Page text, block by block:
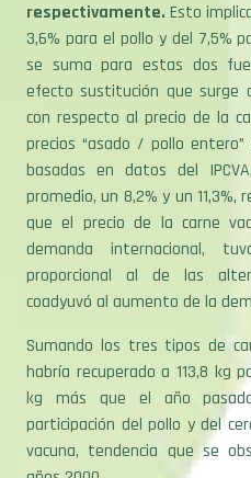
se suma para estas dos
efecto sustitución que surge
con respecto al precio de la
precios “asado / pollo
basadas en datos del
promedio, un 8,2% y un
que el precio de la carne
demanda internacional,
proporcional al de las
coadyuvó al aumento de la
Sumando los tres tipos de
habría recuperado a 113,8 kg
kg más que el año
participación del pollo y del
vacuna, tendencia que se
años 2000.